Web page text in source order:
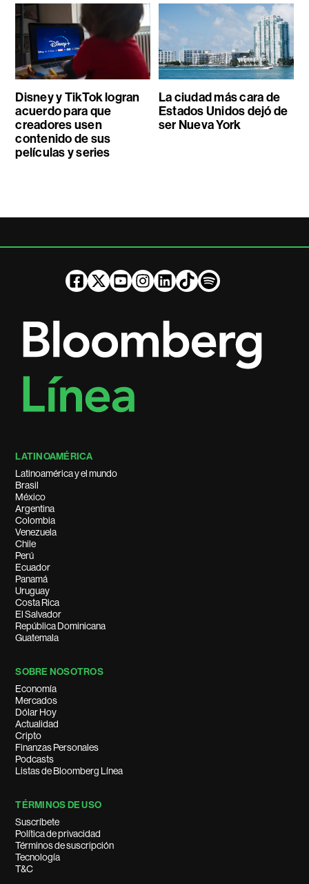
Disney y TikTok logran
acuerdo para que
creadores usen
contenido de sus
películas y series
La ciudad más cara de
Estados Unidos dejó de
ser Nueva York
LATINOAMÉRICA
Latinoamérica y el mundo
Brasil
México
Argentina
Colombia
Venezuela
Chile
Perú
Ecuador
Panamá
Uruguay
Costa Rica
El Salvador
República Dominicana
Guatemala
SOBRE NOSOTROS
Economía
Mercados
Dólar Hoy
Actualidad
Cripto
Finanzas Personales
Podcasts
Listas de Bloomberg Línea
TÉRMINOS DE USO
Suscríbete
Política de privacidad
Términos de suscripción
Tecnología
T&C